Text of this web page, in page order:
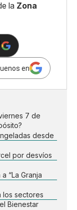
la Zona
en
7 de
desde
por desvíos
“La Granja
los sectores
Bienestar